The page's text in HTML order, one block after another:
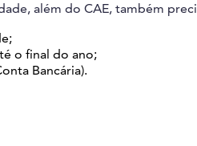
além do CAE, também
o final do ano;
Bancária).